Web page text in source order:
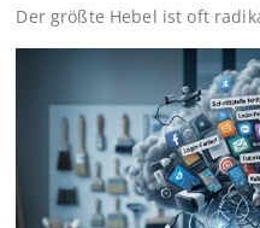
Der größte Hebel ist oft